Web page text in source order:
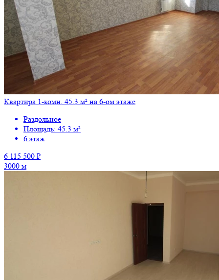
Квартира 1-комн. 45.3 м² на 6-ом этаже
Раздольное
Площадь: 45.3 м²
6 этаж
6 115 500 ₽
3000 м